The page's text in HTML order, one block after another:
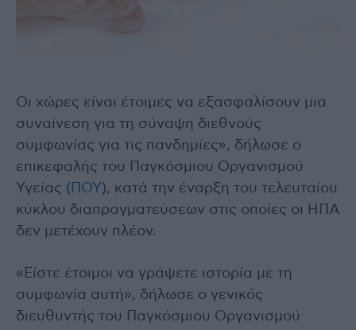
Oι χώρες είναι έτοιμες να εξασφαλίσουν μια
συναίνεση για τη σύναψη διεθνούς
συμφωνίας για τις πανδημίες», δήλωσε ο
επικεφαλής του Παγκόσμιου Οργανισμού
Υγείας (
ΠΟΥ ), κατά την έναρξη του τελευταίου
κύκλου διαπραγματεύσεων στις οποίες οι ΗΠΑ
δεν μετέχουν πλέον.
«Είστε έτοιμοι να γράψετε ιστορία με τη
συμφωνία αυτή», δήλωσε ο γενικός
διευθυντής του Παγκόσμιου Οργανισμού